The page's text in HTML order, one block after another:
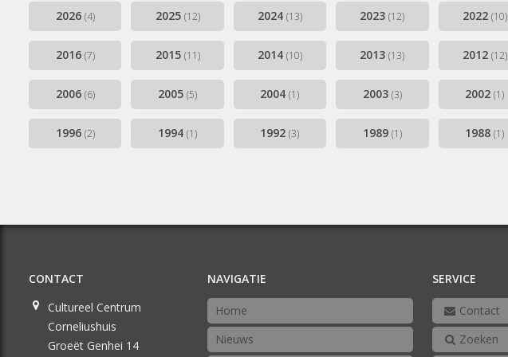
2026 (4) 2025 (12) 2024 (13) 2023(12) 2022 (10)
2016 (7) 2015 (11) 2014 (10) 2013(13) 2012 (12)
2006 (6) 2005(5) 2004(1) 2003 (3) 2002(1)
1996 (2) 1994(1) 1992(3) 1989 (1) 1988(1)
CONTACT
Cultureel Centrum
Corneliushuis
Groeët Genhei 14
NAVIGATIE
Home
Nieuws
SERVICE
Contact
Zoeken